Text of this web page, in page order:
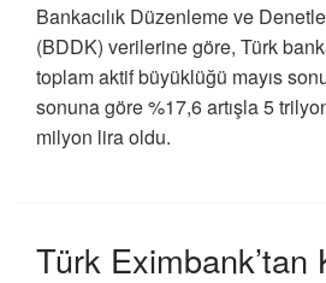
Bankacılık Düzenleme ve
(BDDK) verilerine göre, Türk
toplam aktif büyüklüğü mayıs
sonuna göre %17,6 artışla 5
milyon lira oldu.
Türk Eximbank’tan